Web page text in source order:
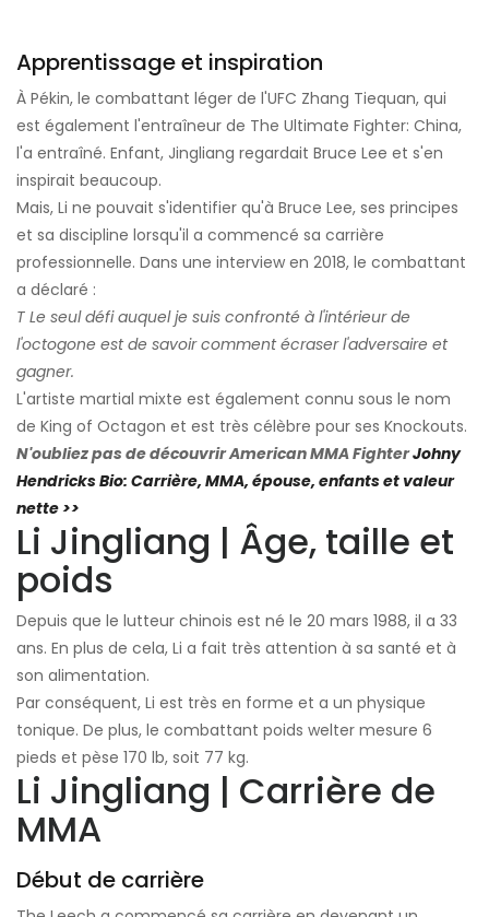
Apprentissage et inspiration
À Pékin, le combattant léger de l'UFC Zhang Tiequan, qui
est également l'entraîneur de The Ultimate Fighter: China,
l'a entraîné. Enfant, Jingliang regardait Bruce Lee et s'en
inspirait beaucoup.
Mais, Li ne pouvait s'identifier qu'à Bruce Lee, ses principes
et sa discipline lorsqu'il a commencé sa carrière
professionnelle. Dans une interview en 2018, le combattant
a déclaré :
T Le seul défi auquel je suis confronté à l'intérieur de
l'octogone est de savoir comment écraser l'adversaire et
gagner.
L'artiste martial mixte est également connu sous le nom
de King of Octagon et est très célèbre pour ses Knockouts.
N'oubliez pas de découvrir American MMA FighterJohny
Hendricks Bio: Carrière, MMA, épouse, enfants et valeur
nette >>
Li Jingliang | Âge, taille et
poids
Depuis que le lutteur chinois est né le 20 mars 1988, il a 33
ans. En plus de cela, Li a fait très attention à sa santé et à
son alimentation.
Par conséquent, Li est très en forme et a un physique
tonique. De plus, le combattant poids welter mesure 6
pieds et pèse 170 lb, soit 77 kg.
Li Jingliang | Carrière de
MMA
Début de carrière